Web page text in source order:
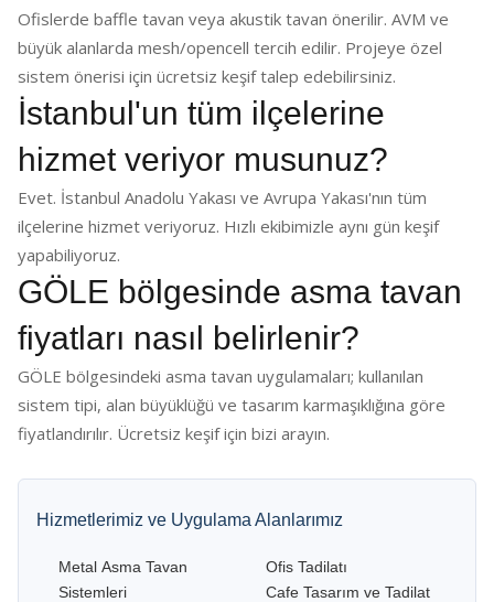
Ofislerde baffle tavan veya akustik tavan önerilir. AVM ve
büyük alanlarda mesh/opencell tercih edilir. Projeye özel
sistem önerisi için ücretsiz keşif talep edebilirsiniz.
İstanbul'un tüm ilçelerine
hizmet veriyor musunuz?
Evet. İstanbul Anadolu Yakası ve Avrupa Yakası'nın tüm
ilçelerine hizmet veriyoruz. Hızlı ekibimizle aynı gün keşif
yapabiliyoruz.
GÖLE bölgesinde asma tavan
fiyatları nasıl belirlenir?
GÖLE bölgesindeki asma tavan uygulamaları; kullanılan
sistem tipi, alan büyüklüğü ve tasarım karmaşıklığına göre
fiyatlandırılır. Ücretsiz keşif için bizi arayın.
Hizmetlerimiz ve Uygulama Alanlarımız
Metal Asma Tavan
Sistemleri
Ofis Tadilatı
Cafe Tasarım ve Tadilat